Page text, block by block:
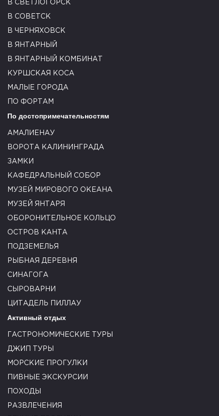
В СВЕТЛОГОРСК
В СОВЕТСК
В ЧЕРНЯХОВСК
В ЯНТАРНЫЙ
В ЯНТАРНЫЙ КОМБИНАТ
КУРШСКАЯ КОСА
МАЛЫЕ ГОРОДА
ПО ФОРТАМ
По достопримечательностям
АМАЛИЕНАУ
ВОРОТА КАЛИНИНГРАДА
ЗАМКИ
КАФЕДРАЛЬНЫЙ СОБОР
МУЗЕЙ МИРОВОГО ОКЕАНА
МУЗЕЙ ЯНТАРЯ
ОБОРОНИТЕЛЬНОЕ КОЛЬЦО
ОСТРОВ КАНТА
ПОДЗЕМЕЛЬЯ
РЫБНАЯ ДЕРЕВНЯ
СИНАГОГА
СЫРОВАРНИ
ЦИТАДЕЛЬ ПИЛЛАУ
Активный отдых
ГАСТРОНОМИЧЕСКИЕ ТУРЫ
ДЖИП ТУРЫ
МОРСКИЕ ПРОГУЛКИ
ПИВНЫЕ ЭКСКУРСИИ
ПОХОДЫ
РАЗВЛЕЧЕНИЯ